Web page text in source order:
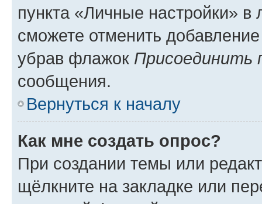
пункта «Личные настройки»
сможете отменить
убрав флажок Присоединить
сообщения.
Вернуться к началу
Как мне создать опрос?
При создании темы или
щёлкните на закладке или